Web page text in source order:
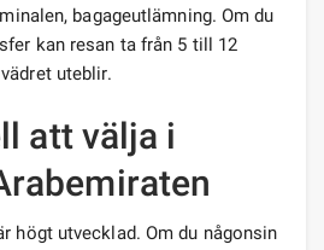
bagageutlämning. Om du
kan resan ta från 5 till 12
uteblir.
att välja i
högt utvecklad. Om du någonsin